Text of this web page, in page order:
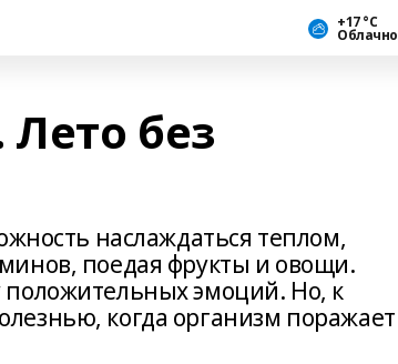
+17 °С
Облачно
Лето без
наслаждаться теплом,
поедая фрукты и овощи.
положительных эмоций. Но, к
когда организм поражает